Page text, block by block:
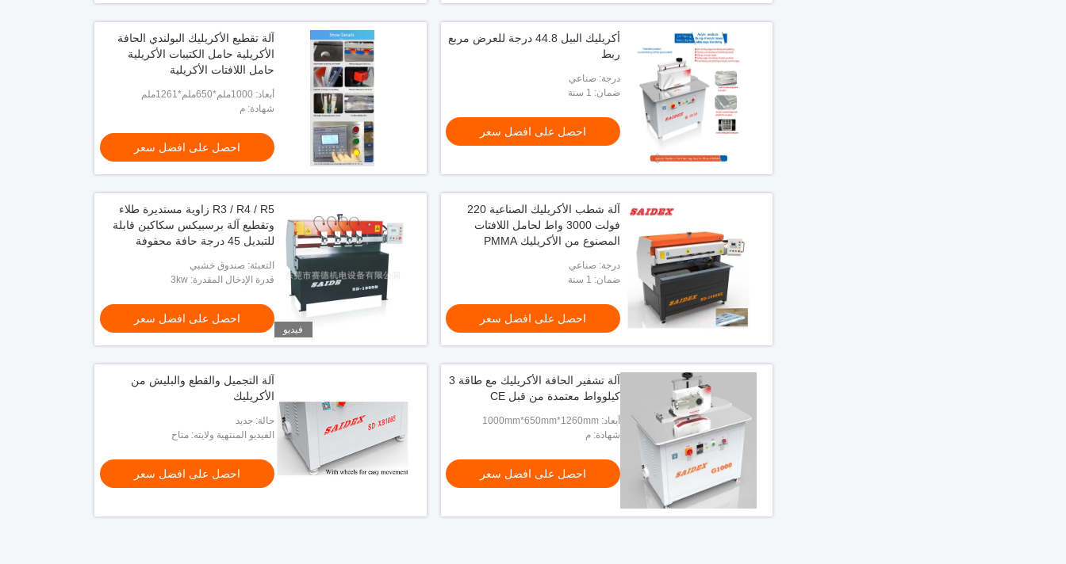
أكريليك البيل 44.8 درجة للعرض مربع
ربط
درجة: صناعي
ضمان: 1 سنة
احصل على افضل سعر
آلة تقطيع الأكريليك البولندي الحافة
الأكريلية حامل الكتيبات الأكريلية
حامل اللافتات الأكريلية
أبعاد: 1000ملم*650ملم*1261ملم
شهادة: م
احصل على افضل سعر
آلة شطب الأكريليك الصناعية 220
فولت 3000 واط لحامل اللافتات
المصنوع من الأكريليك PMMA
درجة: صناعي
ضمان: 1 سنة
احصل على افضل سعر
فيديو
R3 / R4 / R5 زاوية مستديرة طلاء
وتقطيع آلة برسبيكس سكاكين قابلة
للتبديل 45 درجة حافة محفوفة
التعبئة: صندوق خشبي
قدرة الإدخال المقدرة: 3kw
احصل على افضل سعر
آلة تشفير الحافة الأكريليك مع طاقة 3
كيلوواط معتمدة من قبل CE
أبعاد: 1000mm*650mm*1260mm
شهادة: م
احصل على افضل سعر
آلة التجميل والقطع والبليش من
الأكريليك
حالة: جديد
الفيديو المنتهية ولايته: متاح
احصل على افضل سعر